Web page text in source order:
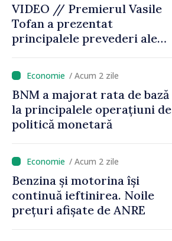
VIDEO // Premierul Vasile
Tofan a prezentat
principalele prevederi ale
2027
/ Acum 2 zile
BNM a majorat rata de bază
la principalele operațiuni de
politică monetară
/ Acum 2 zile
Benzina și motorina își
continuă ieftinirea. Noile
prețuri afișate de ANRE